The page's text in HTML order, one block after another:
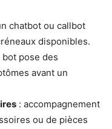
chatbot ou callbot
disponibles.
bot pose des
avant un
: accompagnement
ou de pièces